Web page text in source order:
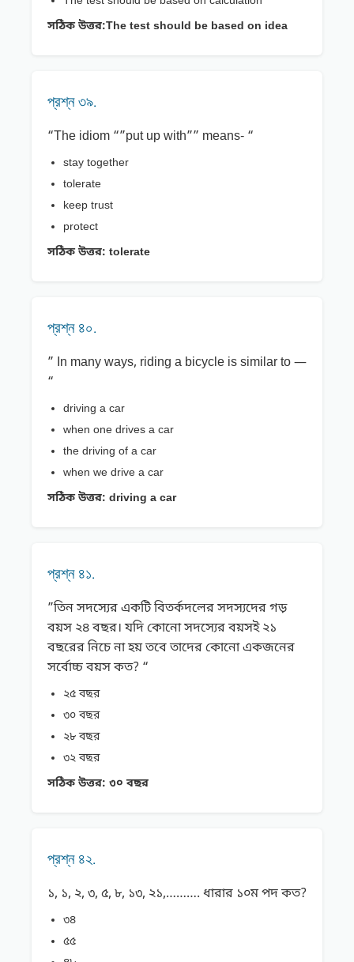
সঠিক উত্তর:The test should be based on idea
প্রশ্ন ৩৯.
“The idiom “”put up with”” means- “
stay together
tolerate
keep trust
protect
সঠিক উত্তর: tolerate
প্রশ্ন ৪০.
” In many ways, riding a bicycle is similar to —
“
driving a car
when one drives a car
the driving of a car
when we drive a car
সঠিক উত্তর: driving a car
প্রশ্ন ৪১.
”তিন সদস্যের একটি বিতর্কদলের সদস্যদের গড়
বয়স ২৪ বছর। যদি কোনাে সদস্যের বয়সই ২১
বছরের নিচে না হয় তবে তাদের কোনাে একজনের
সর্বোচ্চ বয়স কত? “
২৫ বছর
৩০ বছর
২৮ বছর
৩২ বছর
সঠিক উত্তর: ৩০ বছর
প্রশ্ন ৪২.
১, ১, ২, ৩, ৫, ৮, ১৩, ২১,………. ধারার ১০ম পদ কত?
৩৪
৫৫